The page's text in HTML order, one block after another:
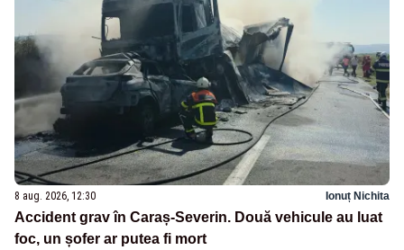
8 aug. 2026, 12:30 Ionuț Nichita
Accident grav în Caraș-Severin. Două vehicule au luat
foc, un șofer ar putea fi mort